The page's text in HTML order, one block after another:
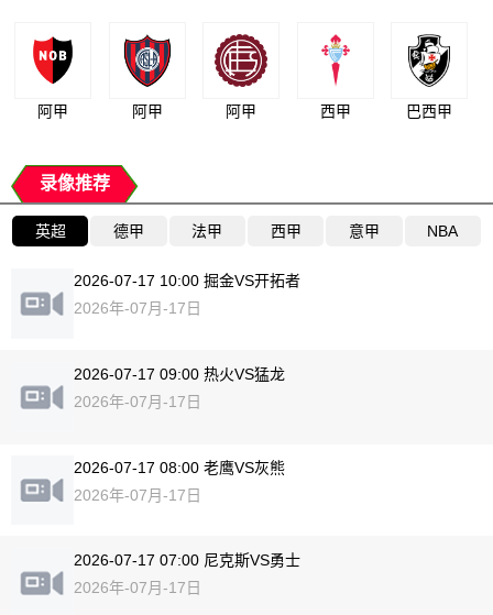
阿甲 阿甲 阿甲 西甲 巴西甲
录像推荐
英超 德甲 法甲 西甲 意甲 NBA
2026-07-17 10:00 掘金VS开拓者
2026年-07月-17日
2026-07-17 09:00 热火VS猛龙
2026年-07月-17日
2026-07-17 08:00 老鹰VS灰熊
2026年-07月-17日
2026-07-17 07:00 尼克斯VS勇士
2026年-07月-17日